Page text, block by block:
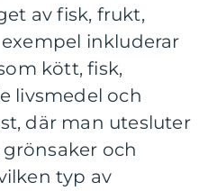
av fisk, frukt,
inkluderar
kött, fisk,
livsmedel och
där man utesluter
och
typ av